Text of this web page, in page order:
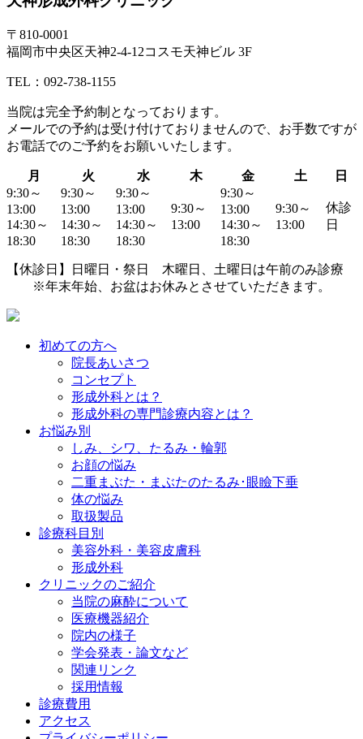
〒810-0001
福岡市中央区天神2-4-12コスモ天神ビル 3F
TEL：092-738-1155
当院は完全予約制 となっております。
メールでの予約は受け付けておりませんので、お手数ですが
お電話でのご予約をお願いいたします。
月 火 水 木 金 土
日
9:30～
13:00
9:30～
13:00
9:30～
13:00
9:30～
13:00
9:30～
13:00
9:30～
13:00
休診
日
14:30～
18:30
14:30～
18:30
14:30～
18:30
14:30～
18:30
【休診日】日曜日・祭日 木曜日、土曜日は午前のみ診療
※年末年始、お盆はお休みとさせていただきます。
初めての方へ
院長あいさつ
コンセプト
形成外科とは？
形成外科の専門診療内容とは？
お悩み別
しみ、シワ、たるみ・輪郭
お顔の悩み
二重まぶた・まぶたのたるみ･眼瞼下垂
体の悩み
取扱製品
診療科目別
美容外科・美容皮膚科
形成外科
クリニックのご紹介
当院の麻酔について
医療機器紹介
院内の様子
学会発表・論文など
関連リンク
採用情報
診療費用
アクセス